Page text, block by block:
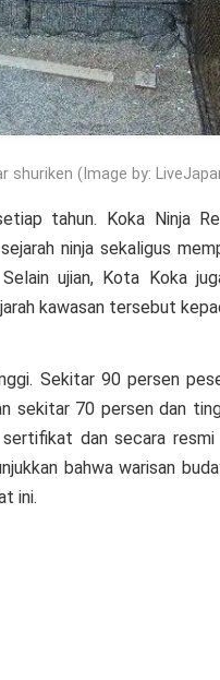
shuriken (Image by:
tahun. Koka Ninja
ninja sekaligus
ujian, Kota Koka
kawasan tersebut
Sekitar 90 persen
sekitar 70 persen dan
dan secara resmi
bahwa warisan
ini.